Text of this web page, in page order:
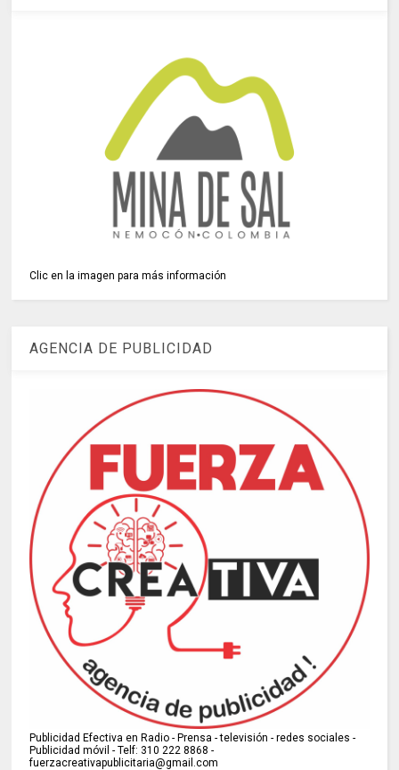
Clic en la imagen para más información
AGENCIA DE PUBLICIDAD
Publicidad Efectiva en Radio - Prensa - televisión - redes sociales -
Publicidad móvil - Telf: 310 222 8868 -
fuerzacreativapublicitaria@gmail.com